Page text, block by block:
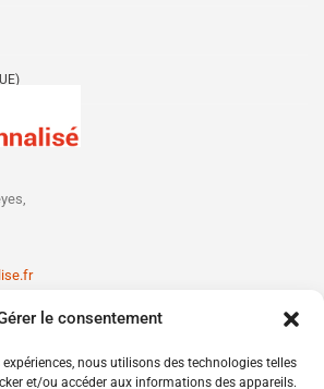
le consentement
nous utilisons des technologies telles
et/ou accéder aux informations des appareils.